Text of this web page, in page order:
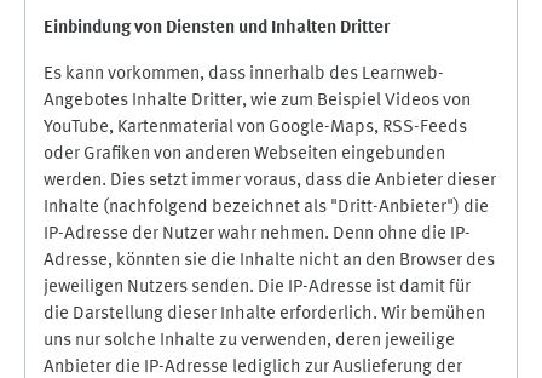
Einbindung von Diensten und Inhalten Dritter
Es kann vorkommen, dass innerhalb des Learnweb-
Angebotes Inhalte Dritter, wie zum Beispiel Videos von
YouTube, Kartenmaterial von Google-Maps, RSS-Feeds
oder Grafiken von anderen Webseiten eingebunden
werden. Dies setzt immer voraus, dass die Anbieter dieser
Inhalte (nachfolgend bezeichnet als "Dritt-Anbieter") die
IP-Adresse der Nutzer wahr nehmen. Denn ohne die IP-
Adresse, könnten sie die Inhalte nicht an den Browser des
jeweiligen Nutzers senden. Die IP-Adresse ist damit für
die Darstellung dieser Inhalte erforderlich. Wir bemühen
uns nur solche Inhalte zu verwenden, deren jeweilige
Anbieter die IP-Adresse lediglich zur Auslieferung der